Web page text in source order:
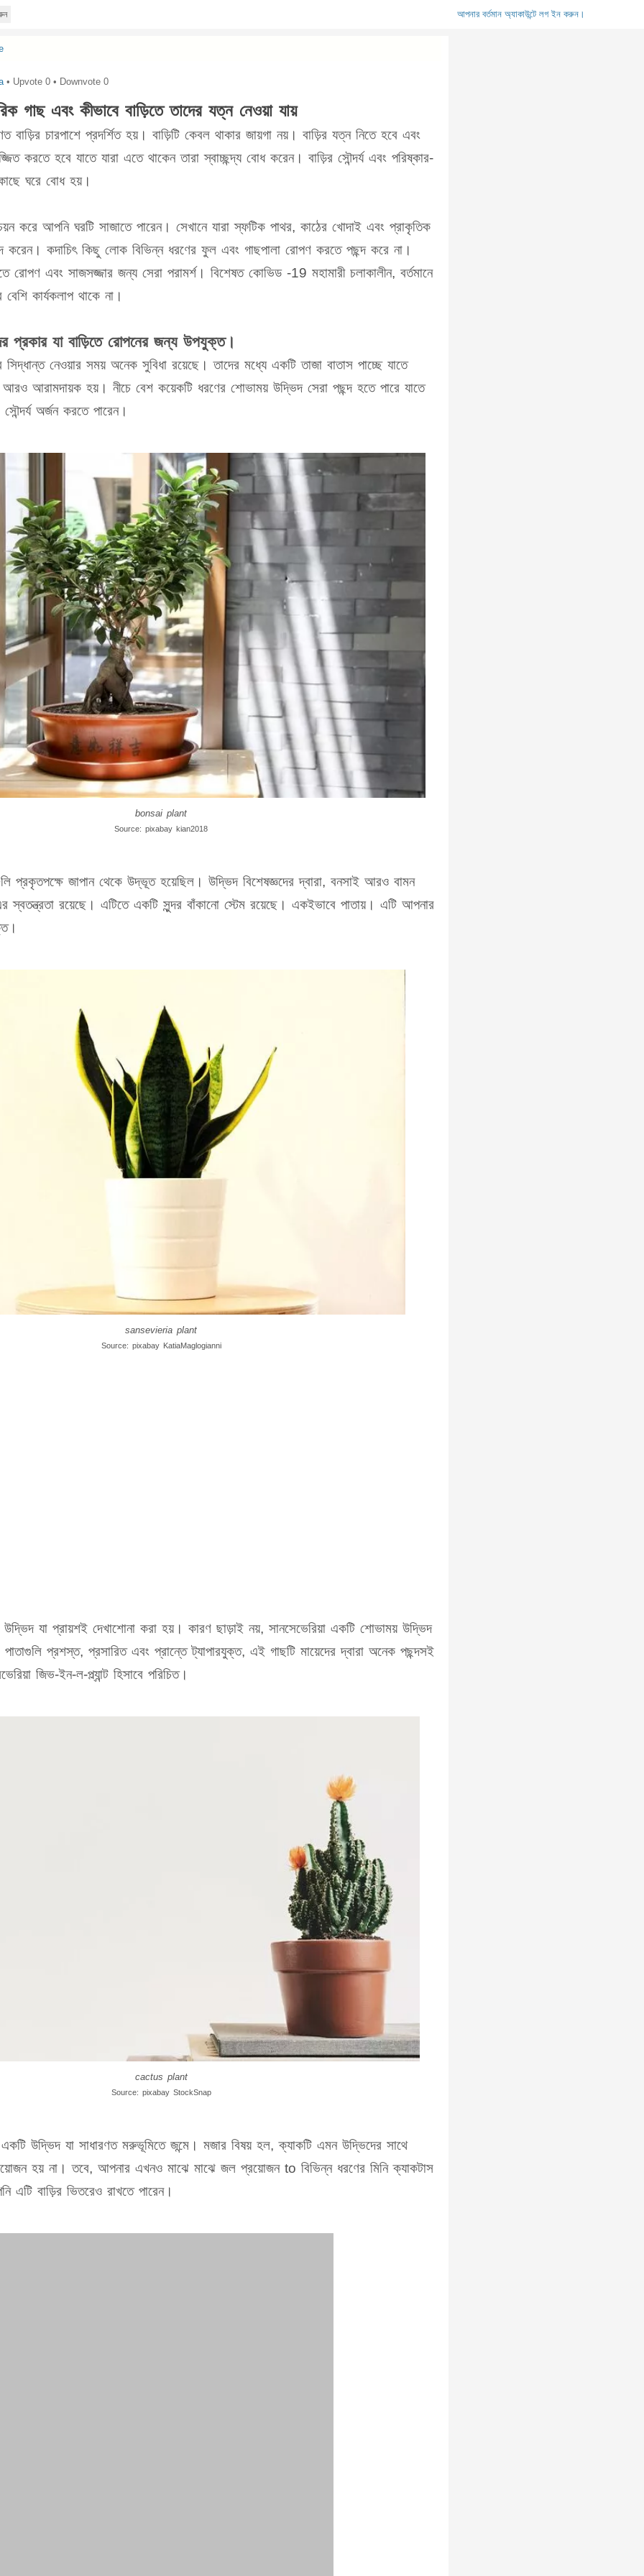
আপনার বর্তমান অ্যাকাউন্টে লগ ইন করুন।
• Upvote 0 • Downvote 0
গাছ এবং কীভাবে বাড়িতে তাদের যত্ন নেওয়া যায়
বাড়ির চারপাশে প্রদর্শিত হয়। বাড়িটি কেবল থাকার জায়গা নয়। বাড়ির যত্ন নিতে হবে এবং
করতে হবে যাতে যারা এতে থাকেন তারা স্বাচ্ছন্দ্য বোধ করেন। বাড়ির সৌন্দর্য এবং পরিষ্কার-
ঘরে বোধ হয়।
করে আপনি ঘরটি সাজাতে পারেন। সেখানে যারা স্ফটিক পাথর, কাঠের খোদাই এবং প্রাকৃতিক
করেন। কদাচিৎ কিছু লোক বিভিন্ন ধরণের ফুল এবং গাছপালা রোপণ করতে পছন্দ করে না।
রোপণ এবং সাজসজ্জার জন্য সেরা পরামর্শ। বিশেষত কোভিড -19 মহামারী চলাকালীন, বর্তমানে
কার্যকলাপ থাকে না।
প্রকার যা বাড়িতে রোপনের জন্য উপযুক্ত।
নেওয়ার সময় অনেক সুবিধা রয়েছে। তাদের মধ্যে একটি তাজা বাতাস পাচ্ছে যাতে
আরও আরামদায়ক হয়। নীচে বেশ কয়েকটি ধরণের শোভাময় উদ্ভিদ সেরা পছন্দ হতে পারে যাতে
অর্জন করতে পারেন।
bonsai plant
Source: pixabay kian2018
প্রকৃতপক্ষে জাপান থেকে উদ্ভূত হয়েছিল। উদ্ভিদ বিশেষজ্ঞদের দ্বারা, বনসাই আরও বামন
রয়েছে। এটিতে একটি সুন্দর বাঁকানো স্টেম রয়েছে। একইভাবে পাতায়। এটি আপনার
sansevieria plant
Source: pixabay KatiaMaglogianni
উদ্ভিদ যা প্রায়শই দেখাশোনা করা হয়। কারণ ছাড়াই নয়, সানসেভেরিয়া একটি শোভাময় উদ্ভিদ
প্রশস্ত, প্রসারিত এবং প্রান্তে ট্যাপারযুক্ত, এই গাছটি মায়েদের দ্বারা অনেক পছন্দসই
জিভ-ইন-ল-প্ল্যান্ট হিসাবে পরিচিত।
cactus plant
Source: pixabay StockSnap
উদ্ভিদ যা সাধারণত মরুভূমিতে জন্মে। মজার বিষয় হল, ক্যাকটি এমন উদ্ভিদের সাথে
হয় না। তবে, আপনার এখনও মাঝে মাঝে জল প্রয়োজন to বিভিন্ন ধরণের মিনি ক্যাকটাস
এটি বাড়ির ভিতরেও রাখতে পারেন।